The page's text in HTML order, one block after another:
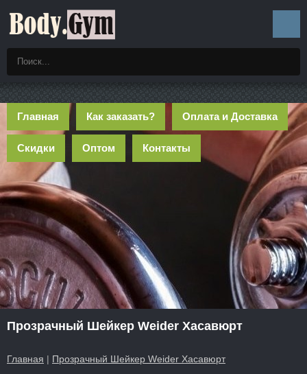
Главная Как заказать? Оплата и Доставка
Скидки Оптом Контакты
Прозрачный Шейкер Weider Хасавюрт
Главная | Прозрачный Шейкер Weider Хасавюрт